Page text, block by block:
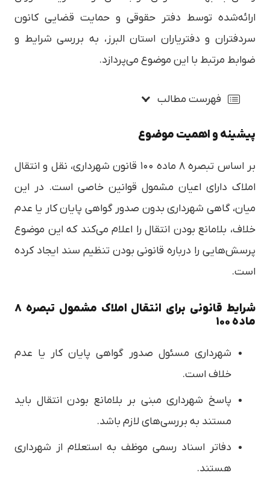
ارائه‌شده توسط دفتر حقوقی و حمایت قضایی کانون
سردفتران و دفتریاران استان البرز، به بررسی شرایط و
ضوابط مرتبط با این موضوع می‌پردازد.
فهرست مطالب
پیشینه و اهمیت موضوع
بر اساس تبصره ۸ ماده ۱۰۰ قانون شهرداری، نقل و انتقال
املاک دارای اعیان مشمول قوانین خاصی است. در این
میان، گاهی شهرداری بدون صدور گواهی پایان کار یا عدم
خلاف، بلامانع بودن انتقال را اعلام می‌کند که این موضوع
پرسش‌هایی را درباره قانونی بودن تنظیم سند ایجاد کرده
است.
شرایط قانونی برای انتقال املاک مشمول تبصره ۸
ماده ۱۰۰
شهرداری مسئول صدور گواهی پایان کار یا عدم
خلاف است.
پاسخ شهرداری مبنی بر بلامانع بودن انتقال باید
مستند به بررسی‌های لازم باشد.
دفاتر اسناد رسمی موظف به استعلام از شهرداری
هستند.